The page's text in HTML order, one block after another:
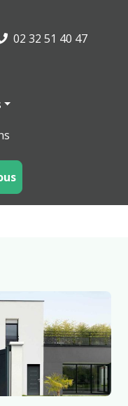
02 32 51 40 47